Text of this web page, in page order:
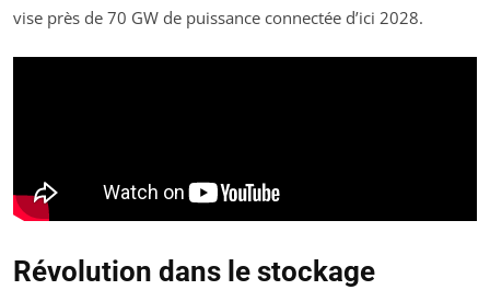
vise près de 70 GW de puissance connectée d’ici 2028.
Révolution dans le stockage